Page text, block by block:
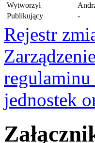
Wytworzył
Publikujący
-
Rejestr
regulaminu
jednostek